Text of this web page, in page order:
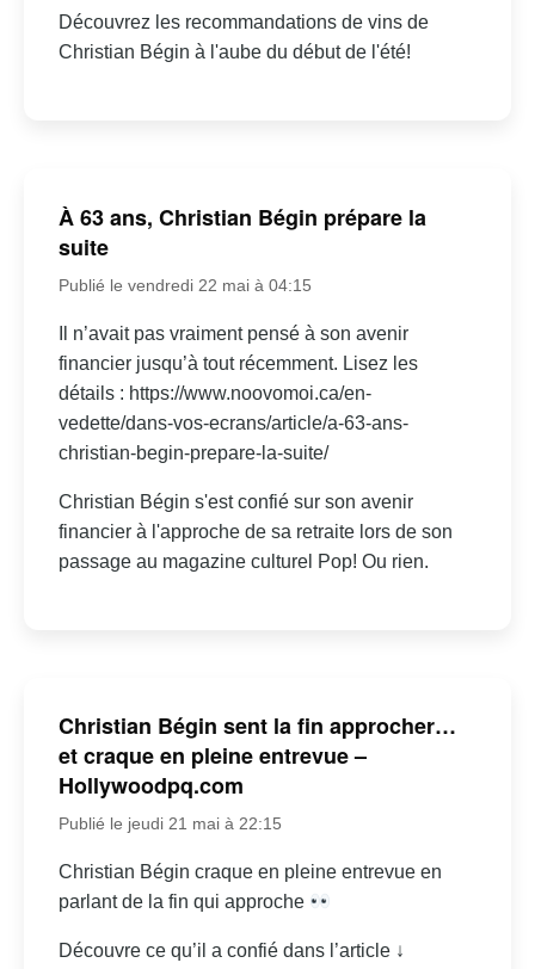
Découvrez les recommandations de vins de
Christian Bégin à l'aube du début de l'été!
À 63 ans, Christian Bégin prépare la
suite
Publié le vendredi 22 mai à 04:15
Il n’avait pas vraiment pensé à son avenir
financier jusqu’à tout récemment. Lisez les
détails : https://www.noovomoi.ca/en-
vedette/dans-vos-ecrans/article/a-63-ans-
christian-begin-prepare-la-suite/
Christian Bégin s'est confié sur son avenir
financier à l'approche de sa retraite lors de son
passage au magazine culturel Pop! Ou rien.
Christian Bégin sent la fin approcher…
et craque en pleine entrevue –
Hollywoodpq.com
Publié le jeudi 21 mai à 22:15
Christian Bégin craque en pleine entrevue en
parlant de la fin qui approche
Découvre ce qu’il a confié dans l’article ↓